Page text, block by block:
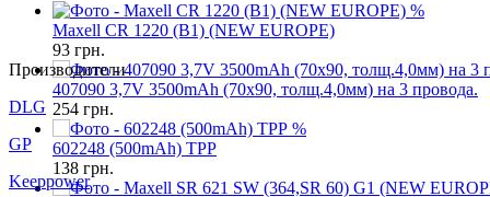
%
Maxell CR 1220 (B1) (NEW EUROPE)
93 грн.
407090 3,7V 3500mAh (70x90, толщ.4,0мм) на 3 провода.
254 грн.
%
602248 (500mAh) TPP
138 грн.
Производители
DLG
GP
Keeppower